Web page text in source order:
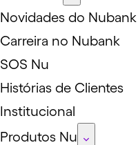
Novidades do Nubank
Carreira no Nubank
SOS Nu
Histórias de Clientes
Institucional
Produtos Nu